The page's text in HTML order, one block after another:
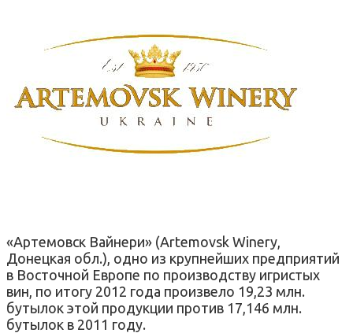
«Артемовск Вайнери» (Artemovsk Winery,
Донецкая обл.), одно из крупнейших предприятий
в Восточной Европе по производству игристых
вин, по итогу 2012 года произвело 19,23 млн.
бутылок этой продукции против 17,146 млн.
бутылок в 2011 году.